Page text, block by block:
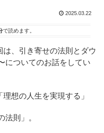
2025.03.22
で読めます。
、引き寄せの法則とダウ
についてのお話をしてい
想の人生を実現する」
則」。